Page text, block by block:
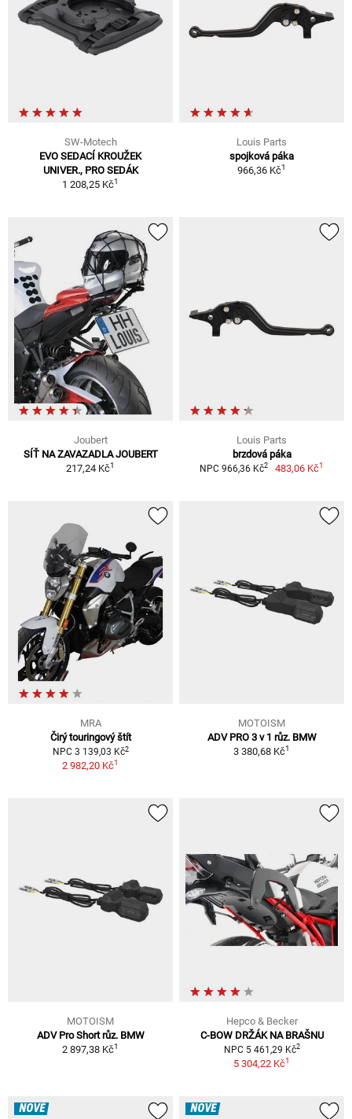
SW-Motech
EVO SEDACÍ KROUŽEK
UNIVER., PRO SEDÁK
1 208,25 Kč1
Louis Parts
spojková páka
966,36 Kč1
Joubert
SÍŤ NA ZAVAZADLA JOUBERT
217,24 Kč1
Louis Parts
brzdová páka
NPC 966,36 Kč2 483,06 Kč1
MRA
Čirý touringový štít
NPC 3 139,03 Kč2
2 982,20 Kč1
MOTOISM
ADV PRO 3 v 1 růz. BMW
3 380,68 Kč1
MOTOISM
ADV Pro Short růz. BMW
2 897,38 Kč1
Hepco & Becker
C-BOW DRŽÁK NA BRAŠNU
NPC 5 461,29 Kč2
5 304,22 Kč1
NOVÉ NOVÉ